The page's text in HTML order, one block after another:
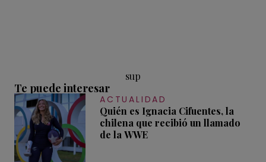
sup
Te puede interesar
ACTUALIDAD
Quién es Ignacia Cifuentes, la
chilena que recibió un llamado
de la WWE